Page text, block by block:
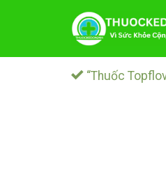
dung
“Thuốc